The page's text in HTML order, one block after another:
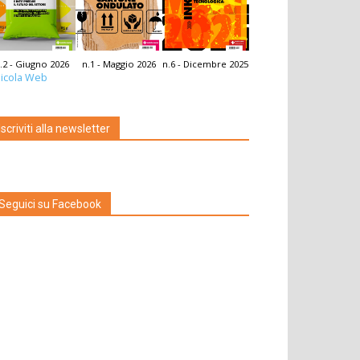
- Giugno 2026 n.1 - Maggio 2026 n.6 - Dicembre 2025
Web
alla newsletter
su Facebook